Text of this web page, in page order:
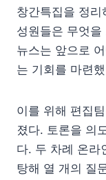
창간특집을 정
성원들은 무엇
뉴스는 앞으로
는 기회를 마련
이를 위해 편집
졌다. 토론을 의
다. 두 차례 온라
탕해 열 개의 질